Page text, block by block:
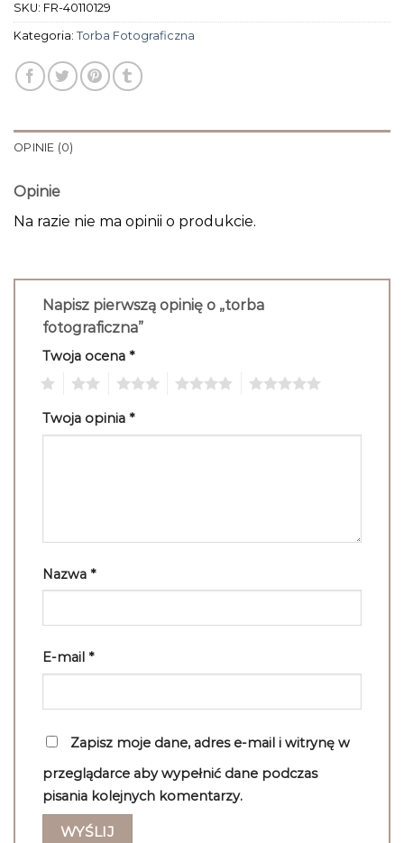
SKU: FR-40110129
Kategoria: Torba Fotograficzna
OPINIE (0)
Opinie
Na razie nie ma opinii o produkcie.
Napisz pierwszą opinię o „torba
fotograficzna”
Twoja ocena *
Twoja opinia *
Nazwa *
E-mail *
Zapisz moje dane, adres e-mail i witrynę w
przeglądarce aby wypełnić dane podczas
pisania kolejnych komentarzy.